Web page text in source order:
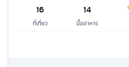
16
ที่เที่ยว
14
มื้ออาหาร